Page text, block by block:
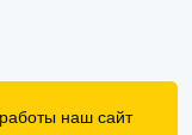
наш сайт